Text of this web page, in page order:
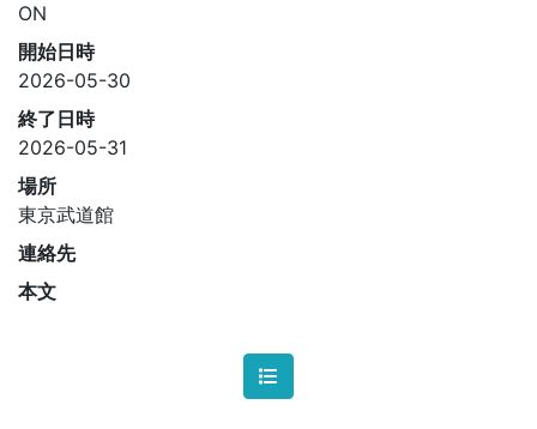
ON
開始日時
2026-05-30
終了日時
2026-05-31
場所
東京武道館
連絡先
本文